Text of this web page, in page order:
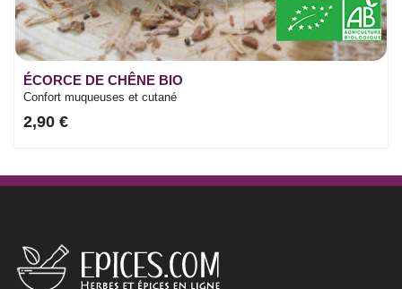
ÉCORCE DE CHÊNE BIO
Confort muqueuses et cutané
2,90 €